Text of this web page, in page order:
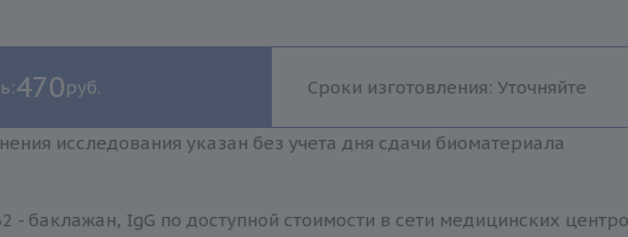
470руб. Сроки изготовления: Уточняйте
исследования указан без учета дня сдачи биоматериала
- баклажан, IgG по доступной стоимости в сети медицинских